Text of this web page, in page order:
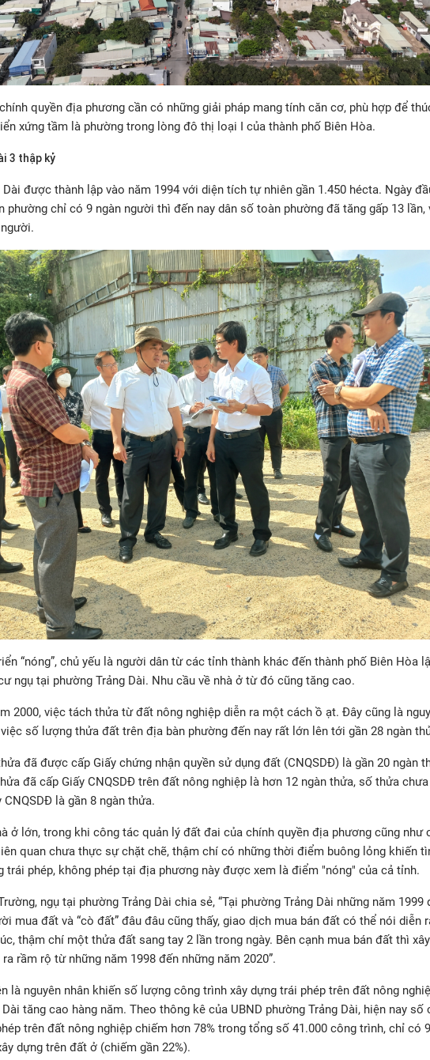
quyền địa phương cần có những giải pháp mang tính căn cơ, phù hợp để
xứng tầm là phường trong lòng đô thị loại I của thành phố Biên Hòa.
3 thập kỷ
Dài được thành lập vào năm 1994 với diện tích tự nhiên gần 1.450 hécta. Ngày
phường chỉ có 9 ngàn người thì đến nay dân số toàn phường đã tăng gấp 13 lần,
“nóng”, chủ yếu là người dân từ các tỉnh thành khác đến thành phố Biên Hòa
ngụ tại phường Trảng Dài. Nhu cầu về nhà ở từ đó cũng tăng cao.
2000, việc tách thửa từ đất nông nghiệp diễn ra một cách ồ ạt. Đây cũng là
số lượng thửa đất trên địa bàn phường đến nay rất lớn lên tới gần 28 ngàn
đã được cấp Giấy chứng nhận quyền sử dụng đất (CNQSDĐ) là gần 20 ngàn
đã cấp Giấy CNQSDĐ trên đất nông nghiệp là hơn 12 ngàn thửa, số thửa chưa
là gần 8 ngàn thửa.
ở lớn, trong khi công tác quản lý đất đai của chính quyền địa phương cũng như
quan chưa thực sự chặt chẽ, thậm chí có những thời điểm buông lỏng khiến
trái phép, không phép tại địa phương này được xem là điểm "nóng" của cả tỉnh.
ngụ tại phường Trảng Dài chia sẻ, “Tại phường Trảng Dài những năm 1999
mua đất và “cò đất” đâu đâu cũng thấy, giao dịch mua bán đất có thể nói diễn
thậm chí một thửa đất sang tay 2 lần trong ngày. Bên cạnh mua bán đất thì
rầm rộ từ những năm 1998 đến những năm 2020”.
là nguyên nhân khiến số lượng công trình xây dựng trái phép trên đất nông
tăng cao hàng năm. Theo thông kê của UBND phường Trảng Dài, hiện nay số
trên đất nông nghiệp chiếm hơn 78% trong tổng số 41.000 công trình, chỉ có
dựng trên đất ở (chiếm gần 22%).